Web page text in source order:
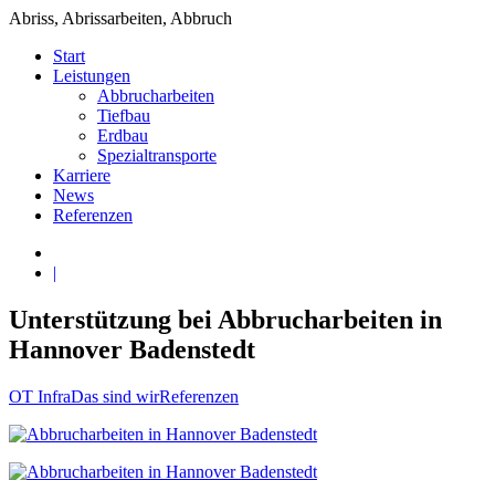
Abriss, Abrissarbeiten, Abbruch
Start
Leistungen
Abbrucharbeiten
Tiefbau
Erdbau
Spezialtransporte
Karriere
News
Referenzen
|
Unterstützung bei Abbrucharbeiten in
Hannover Badenstedt
OT InfraDas sind wirReferenzen